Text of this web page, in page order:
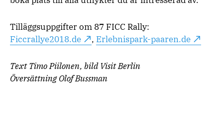
Tilläggsuppgifter om 87 FICC Rally:
Ficcrallye2018.de
, Erlebnispark-paaren.de
Text Timo Piilonen, bild Visit Berlin
Översättning Olof Bussman